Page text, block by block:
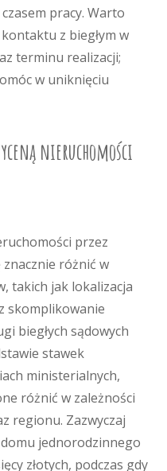
pracy. Warto
z biegłym w
terminu realizacji;
w uniknięciu
nieruchomości
przez
znacznie różnić w
takich jak lokalizacja
skomplikowanie
biegłych sądowych
stawek
ministerialnych,
różnić w zależności
regionu. Zazwyczaj
jednorodzinnego
złotych, podczas gdy